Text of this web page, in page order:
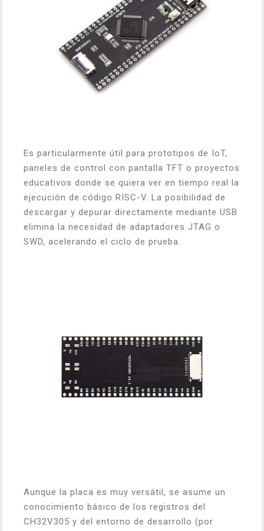
Es particularmente útil para prototipos de IoT,
paneles de control con pantalla TFT o proyectos
educativos donde se quiera ver en tiempo real la
ejecución de código RISC-V. La posibilidad de
descargar y depurar directamente mediante USB
elimina la necesidad de adaptadores JTAG o
SWD, acelerando el ciclo de prueba.
Aunque la placa es muy versátil, se asume un
conocimiento básico de los registros del
CH32V305 y del entorno de desarrollo (por